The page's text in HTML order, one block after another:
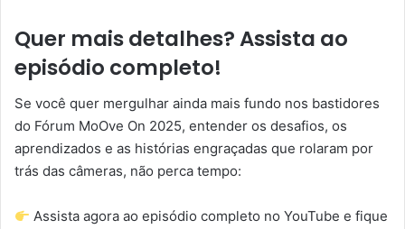
Quer mais detalhes? Assista ao
episódio completo!
Se você quer mergulhar ainda mais fundo nos bastidores
do Fórum MoOve On 2025, entender os desafios, os
aprendizados e as histórias engraçadas que rolaram por
trás das câmeras, não perca tempo:
Assista agora ao episódio completo no YouTube e fique